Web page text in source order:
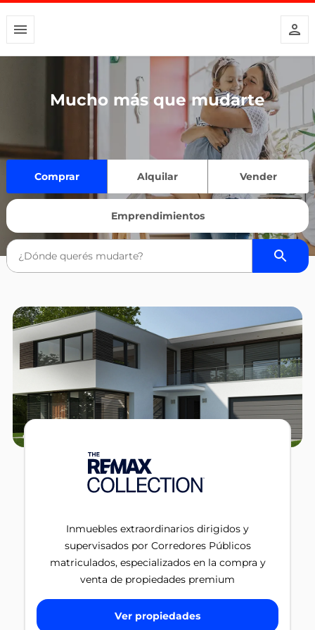
Mucho más que mudarte
Comprar Alquilar Vender
Emprendimientos
Inmuebles extraordinarios dirigidos y
supervisados por Corredores Públicos
matriculados, especializados en la compra y
venta de propiedades premium
Ver propiedades